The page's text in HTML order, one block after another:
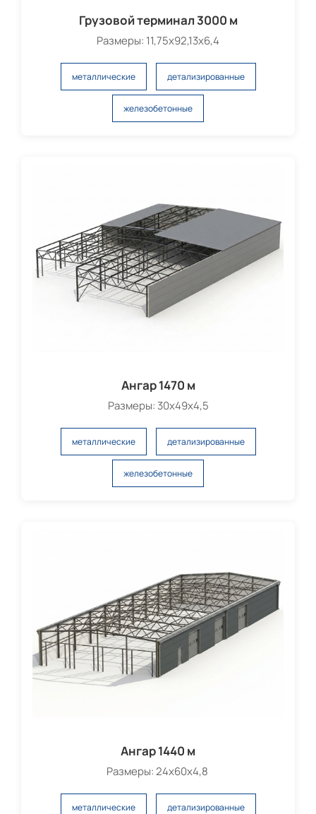
Грузовой терминал 3000 м
Размеры: 11,75х92,13х6,4
металлические детализированные
железобетонные
Ангар 1470 м
Размеры: 30х49х4,5
металлические детализированные
железобетонные
Ангар 1440 м
Размеры: 24х60х4,8
металлические детализированные